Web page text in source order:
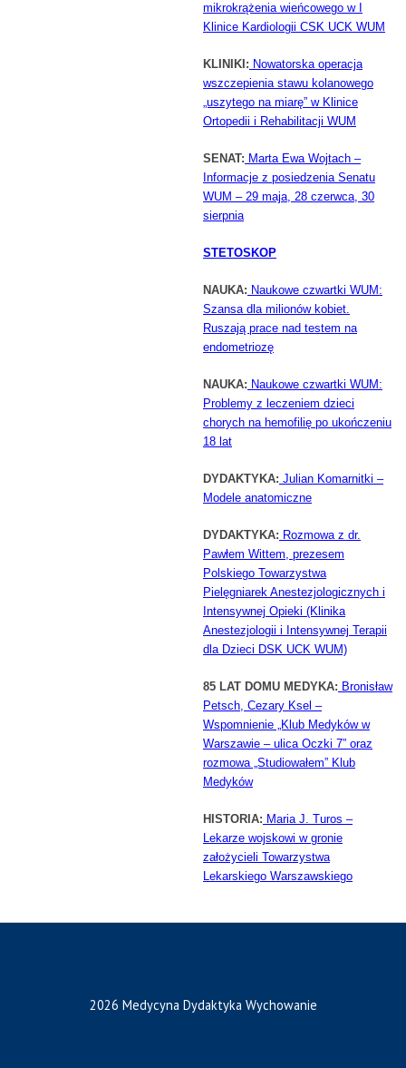
mikrokrążenia wieńcowego w I
Klinice Kardiologii CSK UCK WUM
KLINIKI: Nowatorska operacja
wszczepienia stawu kolanowego
„uszytego na miarę” w Klinice
Ortopedii i Rehabilitacji WUM
SENAT: Marta Ewa Wojtach –
Informacje z posiedzenia Senatu
WUM – 29 maja, 28 czerwca, 30
sierpnia
STETOSKOP
NAUKA: Naukowe czwartki WUM:
Szansa dla milionów kobiet.
Ruszają prace nad testem na
endometriozę
NAUKA: Naukowe czwartki WUM:
Problemy z leczeniem dzieci
chorych na hemofilię po ukończeniu
18 lat
DYDAKTYKA: Julian Komarnitki –
Modele anatomiczne
DYDAKTYKA: Rozmowa z dr.
Pawłem Wittem, prezesem
Polskiego Towarzystwa
Pielęgniarek Anestezjologicznych i
Intensywnej Opieki (Klinika
Anestezjologii i Intensywnej Terapii
dla Dzieci DSK UCK WUM)
85 LAT DOMU MEDYKA: Bronisław
Petsch, Cezary Ksel –
Wspomnienie „Klub Medyków w
Warszawie – ulica Oczki 7” oraz
rozmowa „Studiowałem” Klub
Medyków
HISTORIA: Maria J. Turos –
Lekarze wojskowi w gronie
założycieli Towarzystwa
Lekarskiego Warszawskiego
2026 Medycyna Dydaktyka Wychowanie